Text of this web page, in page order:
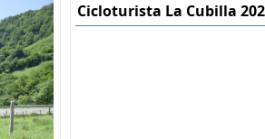
Cicloturista La Cubilla